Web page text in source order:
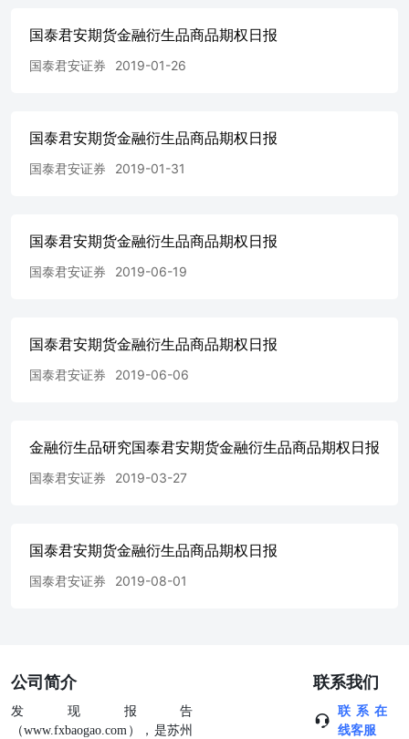
12.23% 13.88% 22.67% 5.37% 71.67% 菜粕 rm2408 4
21.19% -0.24% 30.0% 15.19% 18.6% 11.26% -8.08% 13.33%
棕榈油 p2409 23 17.9% 1.74% 18.33% 16.27% 19.69%
0.12% 61.67% 18.77% 18.43% 11.71% -2.1% 45.0% 花生
-0.31% 68.33% 豆一 a2409 23 8.52% 0.07% nan% 6.25%
花 cf2409 27 12.44% -0.77% 40.0% 9.79% 12.91% -12.31%
1.83% 16.67% 苹果 ap2410 38 21.03% -0.32% 38.33%
市场统计 品种 主力合约 收盘价 涨跌幅 主力成交量 变化 主
-104387 乙二醇 eg2409 4693 -6 215154 -47705 415860 5342
7743 -57 317040 67806 445268 -45861 甲醇 ma2409 2540 -24
645511 163316 696766 -8924 苯乙烯 eb2408 9348 -102
429347 115855 274751 -10249 LPG pg2409 4685 -62 91563
二甲苯 px2409 8582 -80 60936 -23153 79290 -6452 烧碱
sh2409 2725 -11 84153 -17614 46523 -2702 纯碱 sa2409 2119
期权市场统计 品种 成交量 变化 成交量PCR 变化 持仓量 变
化 持仓量PCR 变化 PTA主力 222711 -112272 0.3725 0.1337
180698 5040 0.3479 -0.048 PTA 380228 -132448 0.4393
0.1481 542391 -1172 0.5612 -0.0157 乙二醇主力 38161
国泰君安期货金融衍生品商品期权日报
国泰君安证券 2019-01-26
国泰君安期货金融衍生品商品期权日报
国泰君安证券 2019-01-31
国泰君安期货金融衍生品商品期权日报
国泰君安证券 2019-06-19
国泰君安期货金融衍生品商品期权日报
国泰君安证券 2019-06-06
金融衍生品研究国泰君安期货金融衍生品商品期权日报
国泰君安证券 2019-03-27
国泰君安期货金融衍生品商品期权日报
国泰君安证券 2019-08-01
公司简介
发现报告
（www.fxbaogao.com），是苏州
联系我们
联系在
线客服